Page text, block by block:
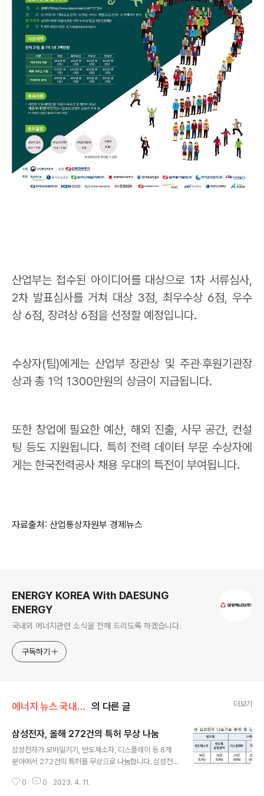
산업부는 접수된 아이디어를 대상으로 1차 서류심사,
2차 발표심사를 거쳐 대상 3점, 최우수상 6점, 우수
상 6점, 장려상 6점을 선정할 예정입니다.
수상자(팀)에게는 산업부 장관상 및 주관‧후원기관장
상과 총 1억 1300만원의 상금이 지급됩니다.
또한 창업에 필요한 예산, 해외 진출, 사무 공간, 컨설
팅 등도 지원됩니다. 특히 전력 데이터 부문 수상자에
게는 한국전력공사 채용 우대의 특전이 부여됩니다.
자료출처: 산업통상자원부 경제뉴스
ENERGY KOREA With DAESUNG
ENERGY
국내외 에너지관련 소식을 전해 드리도록 하겠습니다.
구독하기
에너지 뉴스 국내&해외 의 다른 글 더보기
삼성전자, 올해 272건의 특허 무상 나눔
삼성전자가 모바일기기, 반도체소자, 디스플레이 등 8개
분야에서 272건의 특허를 무상으로 나눔합니다. 삼성전자
산업통상자원부(www.motie.go.kr)와 한국산업기술진
0 0 2023. 4. 11.